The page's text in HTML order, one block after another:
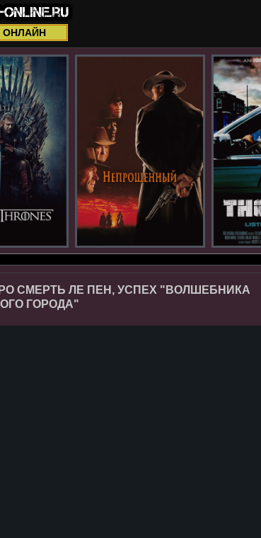
ОНЛАЙН
СМЕРТЬ ЛЕ ПЕН, УСПЕХ "ВОЛШЕБНИКА
ГОРОДА"